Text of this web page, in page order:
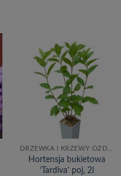
Dodaj
Hortensja bukietowa
‘Tardiva’ poj, 2l